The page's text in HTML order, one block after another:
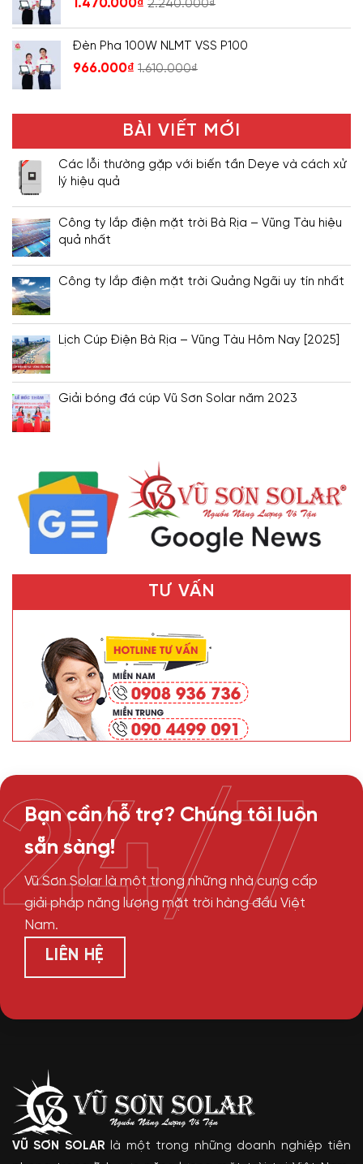
1.470.000₫ 2.240.000₫
Đèn Pha 100W NLMT VSS P100
966.000₫ 1.610.000₫
BÀI VIẾT MỚI
Các lỗi thường gặp với biến tần Deye và cách xử
lý hiệu quả
Công ty lắp điện mặt trời Bà Rịa – Vũng Tàu hiệu
quả nhất
Công ty lắp điện mặt trời Quảng Ngãi uy tín nhất
Lịch Cúp Điện Bà Rịa – Vũng Tàu Hôm Nay [2025]
Giải bóng đá cúp Vũ Sơn Solar năm 2023
TƯ VẤN
Bạn cần hỗ trợ? Chúng tôi luôn
sẵn sàng!
Vũ Sơn Solar là một trong những nhà cung cấp
giải pháp năng lượng mặt trời hàng đầu Việt
Nam.
LIÊN HỆ
24/7
VŨ SƠN SOLAR là một trong những doanh nghiệp tiên